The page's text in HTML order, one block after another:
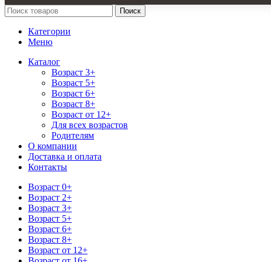
Поиск
Категории
Меню
Каталог
Возраст 3+
Возраст 5+
Возраст 6+
Возраст 8+
Возраст от 12+
Для всех возрастов
Родителям
О компании
Доставка и оплата
Контакты
Возраст 0+
Возраст 2+
Возраст 3+
Возраст 5+
Возраст 6+
Возраст 8+
Возраст от 12+